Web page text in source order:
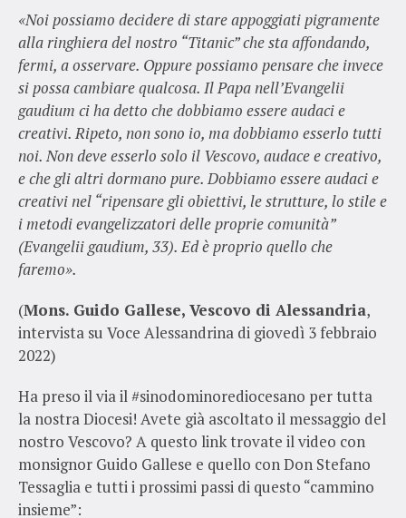
«Noi possiamo decidere di stare appoggiati pigramente
alla ringhiera del nostro “Titanic” che sta affondando,
fermi, a osservare. Oppure possiamo pensare che invece
si possa cambiare qualcosa. Il Papa nell’Evangelii
gaudium ci ha detto che dobbiamo essere audaci e
creativi. Ripeto, non sono io, ma dobbiamo esserlo tutti
noi. Non deve esserlo solo il Vescovo, audace e creativo,
e che gli altri dormano pure. Dobbiamo essere audaci e
creativi nel “ripensare gli obiettivi, le strutture, lo stile e
i metodi evangelizzatori delle proprie comunità”
(Evangelii gaudium, 33). Ed è proprio quello che
faremo».
(Mons. Guido Gallese, Vescovo di Alessandria,
intervista su Voce Alessandrina di giovedì 3 febbraio
2022)
Ha preso il via il #sinodominorediocesano per tutta
la nostra Diocesi! Avete già ascoltato il messaggio del
nostro Vescovo? A questo link trovate il video con
monsignor Guido Gallese e quello con Don Stefano
Tessaglia e tutti i prossimi passi di questo “cammino
insieme”: